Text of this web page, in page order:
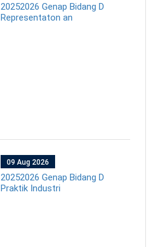
20252026 Genap Bidang D
Representaton an
09 Aug 2026
20252026 Genap Bidang D
Praktik Industri